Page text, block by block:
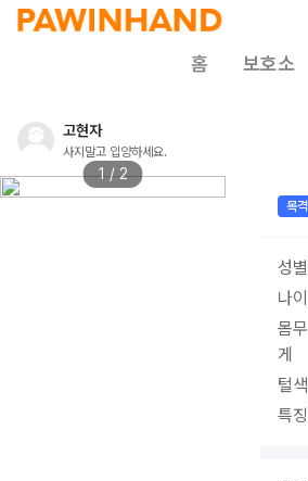
홈 보호소
고현자
사지말고 입양하세요.
1 / 2
목격
성별
나이
몸무
게
털색
특징